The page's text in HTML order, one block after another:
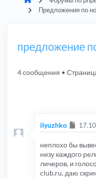
Предложения по
предложение
4 сообщения •
ilyuzhko
неплохо бы
низу каждого
личеров, и
club.ru, даю